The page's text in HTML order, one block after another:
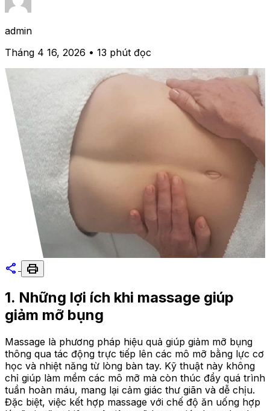
admin
Tháng 4 16, 2026 • 13 phút đọc
share print
1. Những lợi ích khi massage giúp
giảm mỡ bụng
Massage là phương pháp hiệu quả giúp giảm mỡ bụng
thông qua tác động trực tiếp lên các mô mỡ bằng lực cơ
học và nhiệt năng từ lòng bàn tay. Kỹ thuật này không
chỉ giúp làm mềm các mô mỡ mà còn thúc đẩy quá trình
tuần hoàn máu, mang lại cảm giác thư giãn và dễ chịu.
Đặc biệt, việc kết hợp massage với chế độ ăn uống hợp